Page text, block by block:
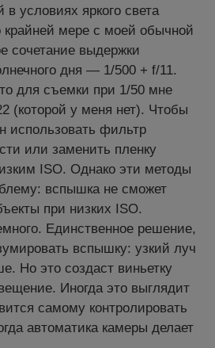
условиях яркого света
крайней мере с моей обычной
сочетание выдержки
дня — 1/500 + f/11.
для съемки при 1/50 мне
(которой у меня нет). Чтобы
использовать фильтр
или заменить пленку
ISO. Однако эти методы
вспышка не сможет
при низких ISO.
Единственное решение,
вспышку: узкий луч
Но это создаст виньетку
Иногда это выглядит
самому контролировать
автоматика камеры делает